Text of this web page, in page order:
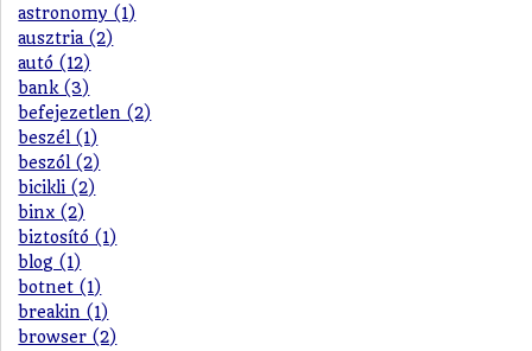
astronomy (1)
ausztria (2)
autó (12)
bank (3)
befejezetlen (2)
beszél (1)
beszól (2)
bicikli (2)
binx (2)
biztosító (1)
blog (1)
botnet (1)
breakin (1)
browser (2)